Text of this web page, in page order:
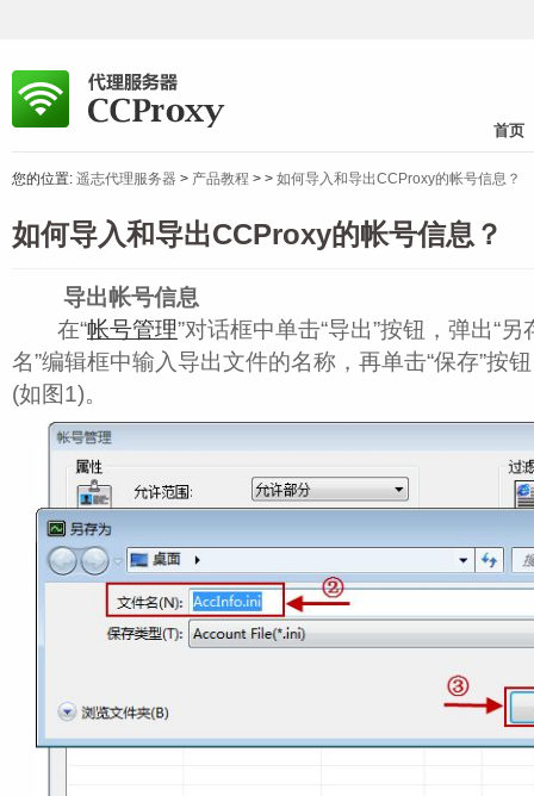
首页
您的位置: 遥志代理服务器 > 产品教程 > > 如何导入和导出CCProxy的帐号信息？
如何导入和导出CCProxy的帐号信息？
导出帐号信息
在“帐号管理”对话框中单击“导出”按钮，弹出“
名”编辑框中输入导出文件的名称，再单击“保存”按
(如图1)。